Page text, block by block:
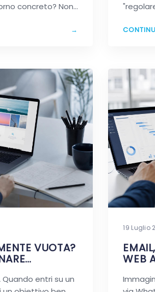
concreto? Non
→
VUOTA?
entri su un
19 Luglio
WEB